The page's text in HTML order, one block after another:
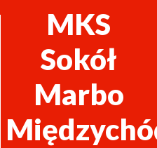
MKS
Sokół
Marbo